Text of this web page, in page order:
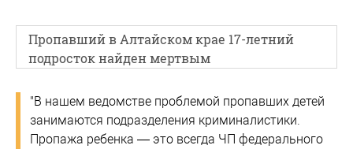
Пропавший в Алтайском крае 17-летний
подросток найден мертвым
"В нашем ведомстве проблемой пропавших детей
занимаются подразделения криминалистики.
Пропажа ребенка — это всегда ЧП федерального